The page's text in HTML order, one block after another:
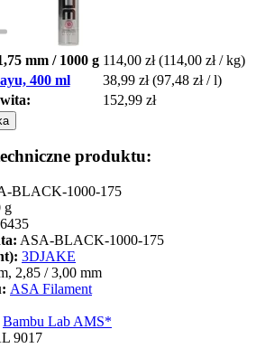
mm / 1000 g 114,00 zł (114,00 zł / kg)
400 ml
38,99 zł (97,48 zł / l)
152,99 zł
produktu:
BLACK-1000-175
g
ASA-BLACK-1000-175
3DJAKE
2,85 / 3,00 mm
ASA Filament
Bambu Lab AMS*
9017